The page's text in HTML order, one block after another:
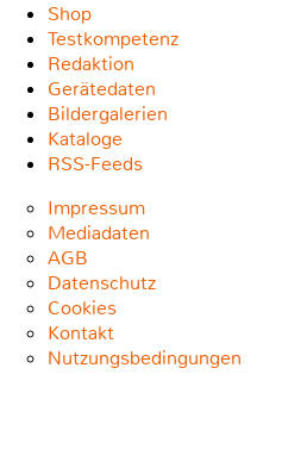
Shop
Testkompetenz
Redaktion
Gerätedaten
Bildergalerien
Kataloge
RSS-Feeds
Impressum
Mediadaten
AGB
Datenschutz
Cookies
Kontakt
Nutzungsbedingungen